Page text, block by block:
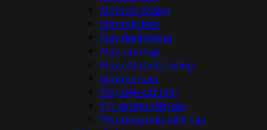
Máy mài thẳng
Máy mài bàn
Máy đánh bóng
Máy vát mép
Máy cắt rãnh tường
Máy mài sàn
Phụ kiện cắt mài
Pin và phụ kiện pin
Phụ tùng máy cầm tay